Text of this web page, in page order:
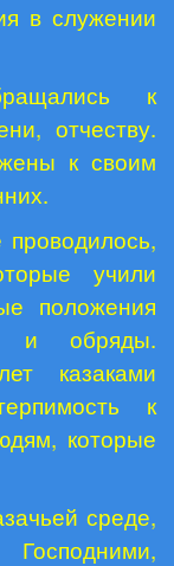
в служении
к
отчеству.
к своим
проводилось,
учили
положения
и обряды.
казаками
к
которые
среде,